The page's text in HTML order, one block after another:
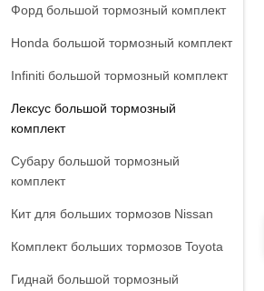
Форд большой тормозный комплект
Honda большой тормозный комплект
Infiniti большой тормозный комплект
Лексус большой тормозный
комплект
Субару большой тормозный
комплект
Кит для больших тормозов Nissan
Комплект больших тормозов Toyota
Гиднай большой тормозный